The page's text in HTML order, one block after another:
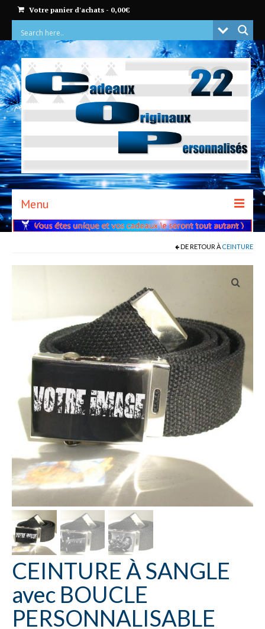
Votre panier d'achats - 0,00€
Menu
TECHNIQUES D’IMPRESSION
NOS TEXTILES
qualité des textiles
PROFESSIONNELS
DE RETOUR À CEINTURE
CEINTURE À SANGLE
avec BOUCLE
PERSONNALISABLE